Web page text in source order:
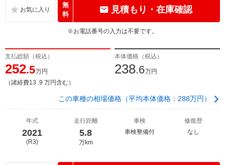
無
料
見積もり・在庫確認
※お電話番号の入力は不要です。
支払総額（税込）
252.5万円
（諸経費13 .9 万円含む）
本体価格（税込）
238.6万円
この車種の相場価格（平均本体価格：288万円）
年式
2021
(R3)
走行距離
5.8
万km
車検
車検整備付
修復歴
なし